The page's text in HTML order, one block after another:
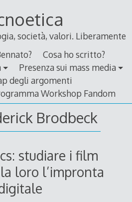
società, valori. Liberamente
Cosa ho scritto?
Presenza sui mass media
degli argomenti
Workshop Fandom
Brodbeck
studiare i film
loro l’impronta